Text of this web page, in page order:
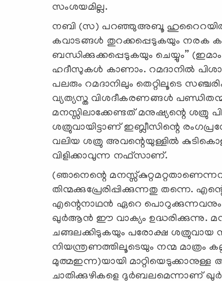
സംശയമില്ല.
നബി (സ) പറഞ്ഞുഅബൂ ഹുറൈറയില്‍
കവാടങ്ങള്‍ തുറക്കപ്പെടുകയും നരക
ബന്ധിക്കുക്കപ്പെടുകയും ചെയ്യും”
ഹദീസുകള്‍ കാണാം. റമദാനില്‍
പലരും റമദാനിലും തെറ്റിലൂടെ
വ്യത്യസ്ത വിശദീകരണങ്ങള്‍
മനസ്സിലാക്കേണ്ടത് മനുഷ്യന്റെ ശത്രു
ശത്രുവായിട്ടാണ് ഇബ്ലീസിന്റെ
വലിയ ശത്രു അവന്റെയുള്ളില്‍
വിളിക്കാവുന്ന നഫ്സാണ്.
(ഞാനെന്റെ
തിന്മക്കുപ്രേരിപ്പിക്കുന്നതു തന്നെ.
എന്റെനാഥന്‍ ഏറെ
ഖുര്‍ആന്‍ ഈ വാക്യം ഉദ്ധരിക്കുന്നു.
ചങ്ങലക്കിടുകയും പരോക്ഷ ശത്രുവായ
നിയന്ത്രണത്തിലൂടെയും നന്മ
മുത്മഇന്ന)യായി
ചാതിക്കുഴികളെ ദുര്‍ബലമെന്നാണ്